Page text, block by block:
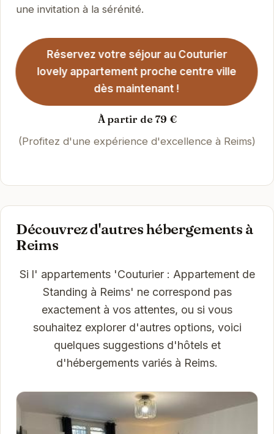
une invitation à la sérénité.
Réservez votre séjour au Couturier
lovely appartement proche centre ville
dès maintenant !
À partir de 79 €
(Profitez d'une expérience d'excellence à Reims)
Découvrez d'autres hébergements à
Reims
Si l' appartements 'Couturier : Appartement de
Standing à Reims' ne correspond pas
exactement à vos attentes, ou si vous
souhaitez explorer d'autres options, voici
quelques suggestions d'hôtels et
d'hébergements variés à Reims.